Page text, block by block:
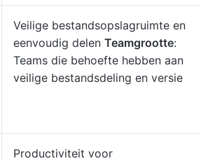
Veilige bestandsopslagruimte en
eenvoudig delen Teamgrootte:
Teams die behoefte hebben aan
veilige bestandsdeling en versie
Productiviteit voor